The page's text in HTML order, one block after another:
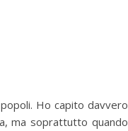
Ho capito davvero
ma soprattutto quando